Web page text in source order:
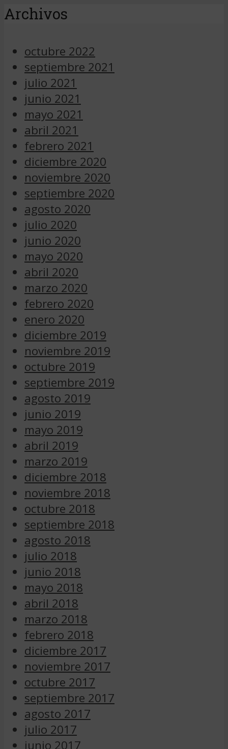
Archivos
octubre 2022
septiembre 2021
julio 2021
junio 2021
mayo 2021
abril 2021
febrero 2021
diciembre 2020
noviembre 2020
septiembre 2020
agosto 2020
julio 2020
junio 2020
mayo 2020
abril 2020
marzo 2020
febrero 2020
enero 2020
diciembre 2019
noviembre 2019
octubre 2019
septiembre 2019
agosto 2019
junio 2019
mayo 2019
abril 2019
marzo 2019
diciembre 2018
noviembre 2018
octubre 2018
septiembre 2018
agosto 2018
julio 2018
junio 2018
mayo 2018
abril 2018
marzo 2018
febrero 2018
diciembre 2017
noviembre 2017
octubre 2017
septiembre 2017
agosto 2017
julio 2017
junio 2017